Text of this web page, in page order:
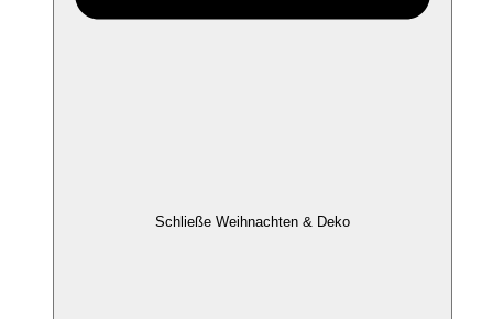
Schließe Weihnachten & Deko